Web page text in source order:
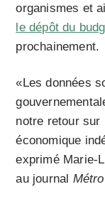
organismes et
le dépôt du
prochainement.
«Les données
notre retour sur
économique
exprimé Marie-
au journal Métro